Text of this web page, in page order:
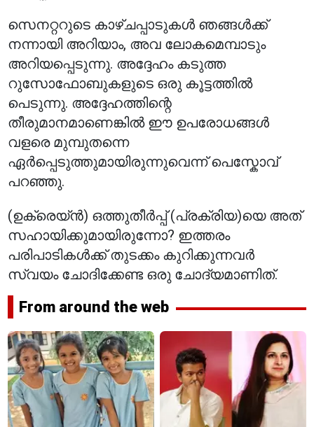
സെനറ്ററുടെ കാഴ്ചപ്പാടുകൾ ഞങ്ങൾക്ക്
നന്നായി അറിയാം, അവ ലോകമെമ്പാടും
അറിയപ്പെടുന്നു. അദ്ദേഹം കടുത്ത
റുസോഫോബുകളുടെ ഒരു കൂട്ടത്തിൽ
പെടുന്നു. അദ്ദേഹത്തിന്റെ
തീരുമാനമാണെങ്കിൽ ഈ ഉപരോധങ്ങൾ
വളരെ മുമ്പുതന്നെ
ഏർപ്പെടുത്തുമായിരുന്നുവെന്ന് പെസ്കോവ്
പറഞ്ഞു.
(ഉക്രെയ്ൻ) ഒത്തുതീർപ്പ് (പ്രക്രിയ)യെ അത്
സഹായിക്കുമായിരുന്നോ? ഇത്തരം
പരിപാടികൾക്ക് തുടക്കം കുറിക്കുന്നവർ
സ്വയം ചോദിക്കേണ്ട ഒരു ചോദ്യമാണിത്.
From around the web